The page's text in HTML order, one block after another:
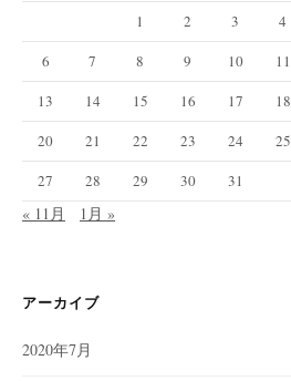
1 2 3 4
6
7 8 9 10 11
13
14 15 16 17 18
20
21 22 23 24 25
27
28 29 30 31
« 11月 1月 »
アーカイブ
2020年7月